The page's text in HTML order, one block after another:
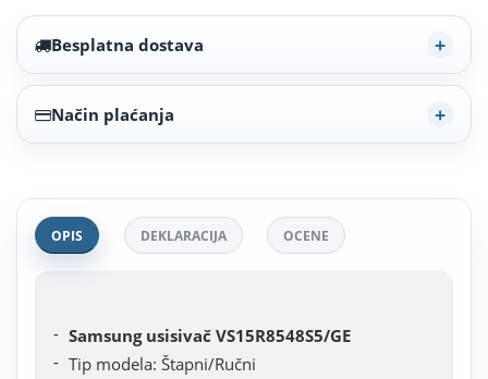
Besplatna dostava
Način plaćanja
OPIS DEKLARACIJA OCENE
Samsung usisivač VS15R8548S5/GE
Tip modela: Štapni/Ručni